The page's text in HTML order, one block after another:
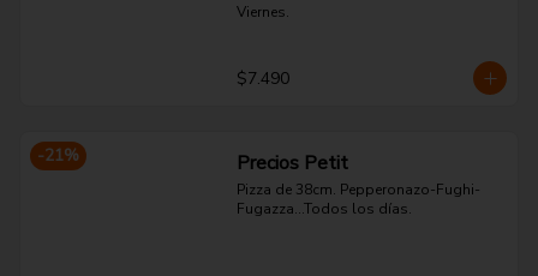
Viernes.
$7.490
-21% Precios Petit
Pizza de 38cm. Pepperonazo-Fughi-
Fugazza...Todos los días.